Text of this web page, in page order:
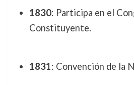
1830: Participa en el
Constituyente.
1831: Convención de la